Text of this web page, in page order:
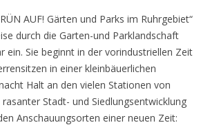
AUF! Gärten und Parks im Ruhrgebiet“
durch die Garten-und Parklandschaft
ein. Sie beginnt in der vorindustriellen Zeit
in einer kleinbäuerlichen
Halt an den vielen Stationen von
rasanter Stadt- und Siedlungsentwicklung
Anschauungsorten einer neuen Zeit: